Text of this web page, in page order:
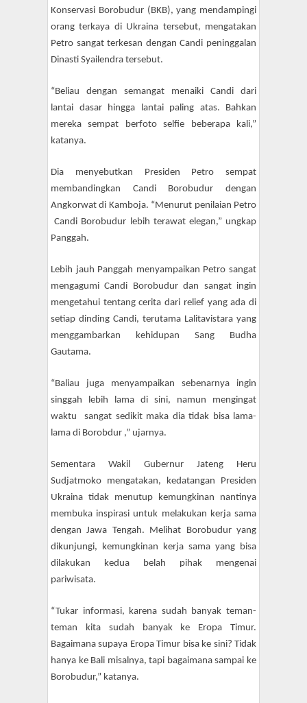
Konservasi Borobudur (BKB), yang mendampingi
orang terkaya di Ukraina tersebut, mengatakan
Petro sangat terkesan dengan Candi peninggalan
Dinasti Syailendra tersebut.
“Beliau dengan semangat menaiki Candi dari
lantai dasar hingga lantai paling atas. Bahkan
mereka sempat berfoto selfie beberapa kali,”
katanya.
Dia menyebutkan Presiden Petro sempat
membandingkan Candi Borobudur dengan
Angkorwat di Kamboja. “Menurut penilaian Petro
Candi Borobudur lebih terawat elegan,” ungkap
Panggah.
Lebih jauh Panggah menyampaikan Petro sangat
mengagumi Candi Borobudur dan sangat ingin
mengetahui tentang cerita dari relief yang ada di
setiap dinding Candi, terutama Lalitavistara yang
menggambarkan kehidupan Sang Budha
Gautama.
“Baliau juga menyampaikan sebenarnya ingin
singgah lebih lama di sini, namun mengingat
waktu sangat sedikit maka dia tidak bisa lama-
lama di Borobdur ,” ujarnya.
Sementara Wakil Gubernur Jateng Heru
Sudjatmoko mengatakan, kedatangan Presiden
Ukraina tidak menutup kemungkinan nantinya
membuka inspirasi untuk melakukan kerja sama
dengan Jawa Tengah. Melihat Borobudur yang
dikunjungi, kemungkinan kerja sama yang bisa
dilakukan kedua belah pihak mengenai
pariwisata.
“Tukar informasi, karena sudah banyak teman-
teman kita sudah banyak ke Eropa Timur.
Bagaimana supaya Eropa Timur bisa ke sini? Tidak
hanya ke Bali misalnya, tapi bagaimana sampai ke
Borobudur,” katanya.